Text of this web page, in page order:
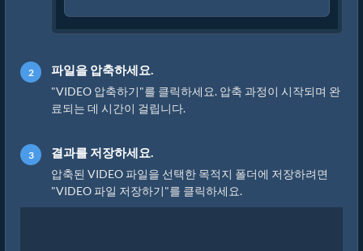
파일을 압축하세요.
"VIDEO 압축하기"를 클릭하세요. 압축 과정이 시작되며 완
료되는 데 시간이 걸립니다.
결과를 저장하세요.
압축된 VIDEO 파일을 선택한 목적지 폴더에 저장하려면
"VIDEO 파일 저장하기"를 클릭하세요.